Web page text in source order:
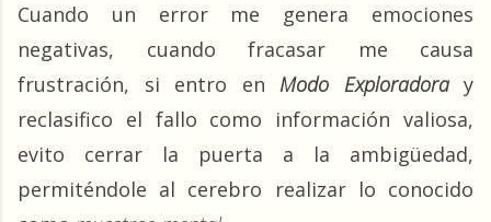
Cuando un error me genera emociones
negativas, cuando fracasar me causa
frustración, si entro en Modo Exploradora y
reclasifico el fallo como información valiosa,
evito cerrar la puerta a la ambigüedad,
permiténdole al cerebro realizar lo conocido